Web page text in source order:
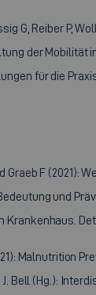
G, Reiber P,
der Mobilität
für die
Graeb F (2021):
und
Krankenhaus.
Malnutrition
Bell (Hg.):